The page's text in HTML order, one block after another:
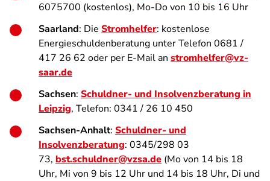
6075700 (kostenlos), Mo-Do von 10 bis 16 Uhr
Saarland: Die Stromhelfer: kostenlose
Energieschuldenberatung unter Telefon 0681 /
417 26 62 oder per E-Mail an stromhelfer@vz-
saar.de
Sachsen: Schuldner- und Insolvenzberatung in
Leipzig, Telefon: 0341 / 26 10 450
Sachsen-Anhalt: Schuldner- und
Insolvenzberatung: 0345/298 03
73, bst.schuldner@vzsa.de (Mo von 14 bis 18
Uhr, Mi von 9 bis 12 Uhr und 14 bis 18 Uhr, Di und